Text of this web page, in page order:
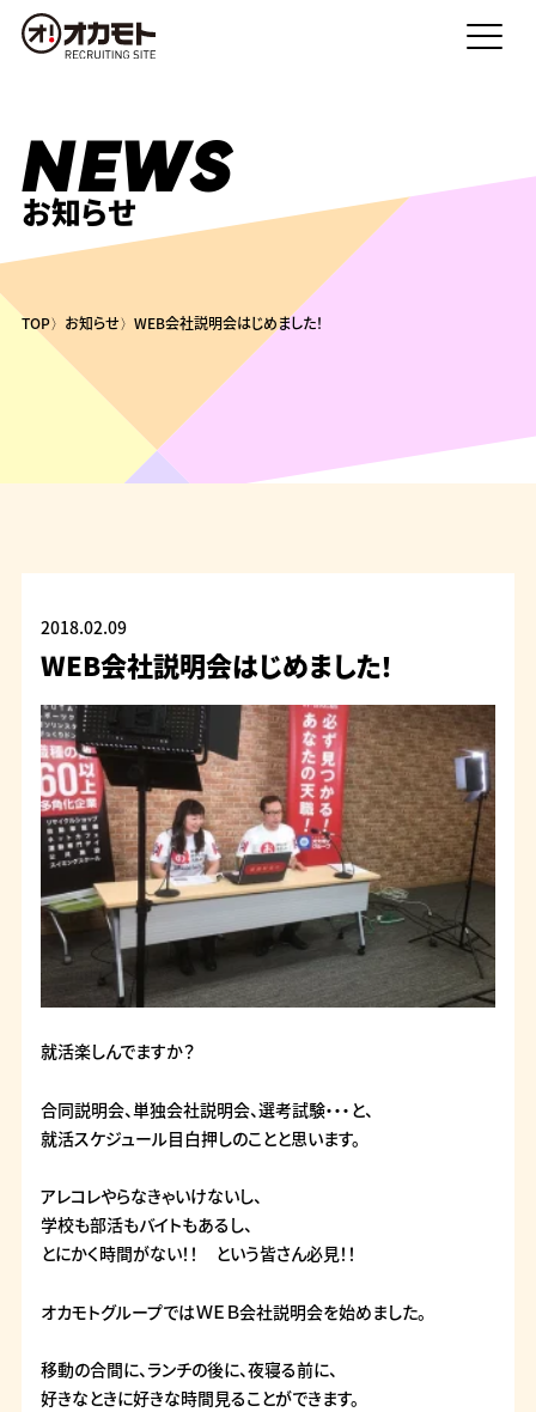
NEWS
お知らせ
TOP お知らせ WEB会社説明会はじめました！
2018.02.09
WEB会社説明会はじめました！
就活楽しんでますか？
合同説明会、単独会社説明会、選考試験・・・と、
就活スケジュール目白押しのことと思います。
アレコレやらなきゃいけないし、
学校も部活もバイトもあるし、
とにかく時間がない！！ という皆さん必見！！
オカモトグループではＷＥＢ会社説明会を始めました。
移動の合間に、ランチの後に、夜寝る前に、
好きなときに好きな時間見ることができます。